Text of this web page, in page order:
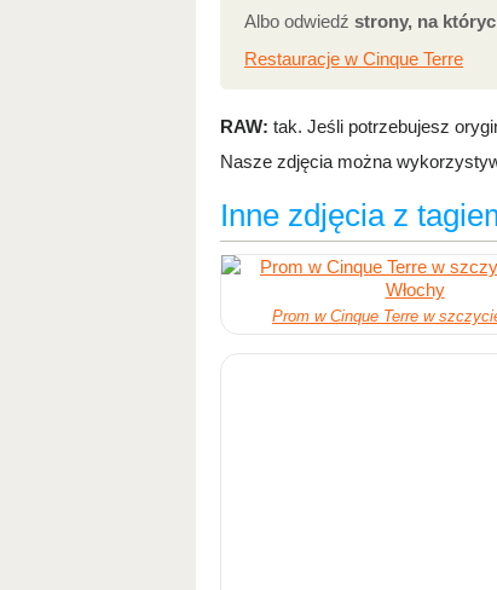
Albo odwiedź strony, na
Restauracje w Cinque Terre
RAW: tak. Jeśli potrzebujesz
Nasze zdjęcia można
Inne zdjęcia z
Prom w Cinque Terre w